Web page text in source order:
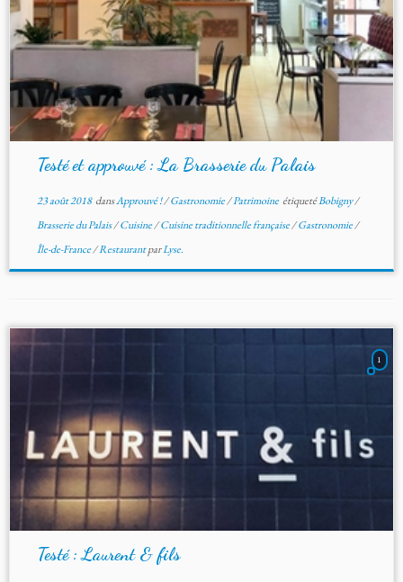
Testé et approuvé : La Brasserie du Palais
23 août 2018dansApprouvé !/Gastronomie/Patrimoine étiquetéBobigny/
Brasserie du Palais/Cuisine/Cuisine traditionnelle française/Gastronomie/
Île-de-France/RestaurantparLyse.
1
Testé : Laurent & fils